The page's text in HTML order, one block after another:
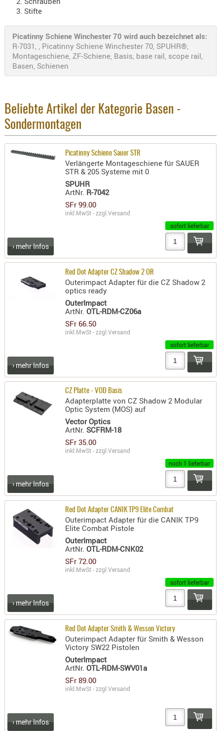
- single
RÜST-
AUFSÄTZE
UND
BÜRSTEN
PATCHES
REINIGER
ABZÜGE
BASEN -
CHASSIS-
ZUBEHÖR
GRIFFE
SPUHR -
Stifte
Picatinny Schiene Winchester 70 wird auch bezeichnet als:
R-7031, , Picatinny Schiene Winchester 70, SPUHR®,
Montageschiene, ZF-Schiene, Basis, base rail, scope rail,
Basen, Schienen
Beliebte Artikel der Kategorie Basen -
Sondermontagen
Picatinny Schiene Sauer STR
Verlängerte Montageschiene für SAUER
STR & 205 Systeme mit 0
SPUHR
ArtNr. R-7042
SFr 99.00
inkl.MwSt - zzgl.Versand
sofort lieferbar
› mehr Infos
Red Dot Adapter CZ Shadow 2 OR
Outerimpact Adapter für die CZ Shadow 2
optics ready
OuterImpact
ArtNr.OTL-RDM-CZ06a
SFr 66.50
inkl.MwSt - zzgl.Versand
sofort lieferbar
› mehr Infos
CZ Platte - VOD Basis
Adapterplatte von CZ Shadow 2 Modular
Optic System (MOS) auf
Vector Optics
ArtNr.SCFRM-18
SFr 35.00
inkl.MwSt - zzgl.Versand
noch 1 lieferbar
› mehr Infos
Red Dot Adapter CANIK TP9 Elite Combat
Outerimpact Adapter für die CANIK TP9
Elite Combat Pistole
OuterImpact
ArtNr.OTL-RDM-CNK02
SFr 72.00
inkl.MwSt - zzgl.Versand
sofort lieferbar
› mehr Infos
Red Dot Adapter Smith & Wesson Victory
Outerimpact Adapter für Smith & Wesson
Victory SW22 Pistolen
OuterImpact
ArtNr.OTL-RDM-SWV01a
SFr 89.00
inkl.MwSt - zzgl.Versand
› mehr Infos